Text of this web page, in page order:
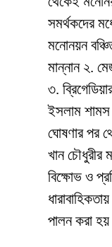
সমর্থকদের
মনোনয়ন
মান্নান ২.
৩.
ইসলাম শামস
ঘোষণার পর
খান চৌধুরীর
বিক্ষোভ ও
পালন করা